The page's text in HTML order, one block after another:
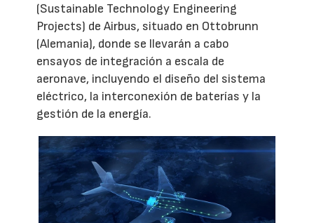
(Sustainable Technology Engineering
Projects) de Airbus, situado en Ottobrunn
(Alemania), donde se llevarán a cabo
ensayos de integración a escala de
aeronave, incluyendo el diseño del sistema
eléctrico, la interconexión de baterías y la
gestión de la energía.